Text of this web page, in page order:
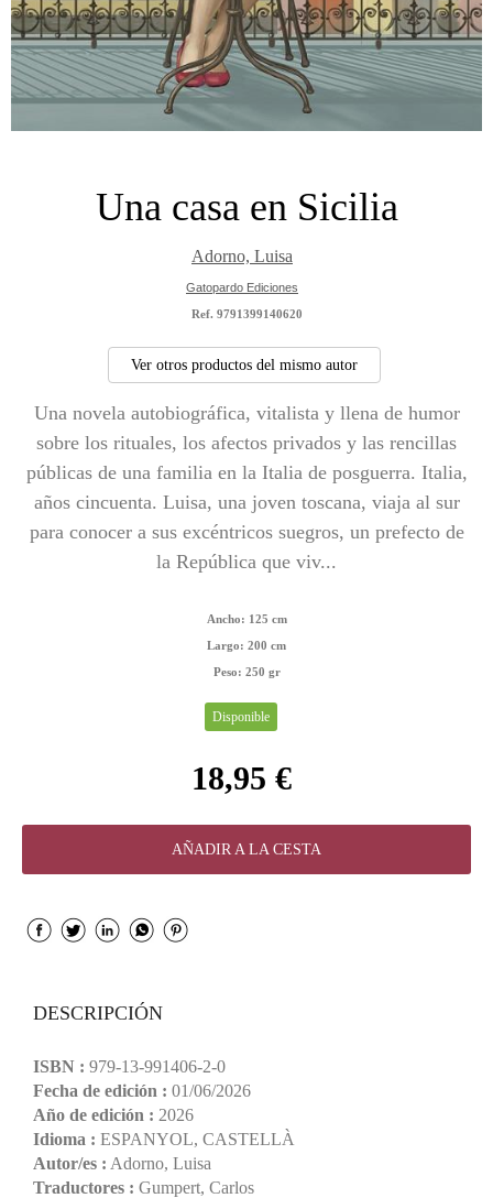
Una casa en Sicilia
Adorno, Luisa
Gatopardo Ediciones
Ref. 9791399140620
Ver otros productos del mismo autor
Una novela autobiográfica, vitalista y llena de humor
sobre los rituales, los afectos privados y las rencillas
públicas de una familia en la Italia de posguerra. Italia,
años cincuenta. Luisa, una joven toscana, viaja al sur
para conocer a sus excéntricos suegros, un prefecto de
la República que viv...
Ancho: 125 cm
Largo: 200 cm
Peso: 250 gr
Disponible
18,95 €
AÑADIR A LA CESTA
DESCRIPCIÓN
ISBN : 979-13-991406-2-0
Fecha de edición : 01/06/2026
Año de edición : 2026
Idioma : ESPANYOL, CASTELLÀ
Autor/es : Adorno, Luisa
Traductores : Gumpert, Carlos